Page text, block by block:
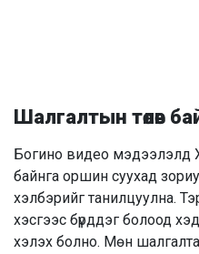
Шалгалтын төлөв
Богино видео мэдээлэлд
байнга оршин суухад
хэлбэрийг танилцуулна.
хэсгээс бүрддэг болоод
хэлэх болно. Мөн